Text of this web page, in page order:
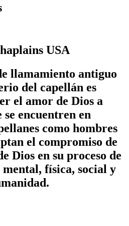
USA
llamamiento antiguo
del capellán es
el amor de Dios a
se encuentren en
como hombres
el compromiso de
Dios en su proceso de
física, social y